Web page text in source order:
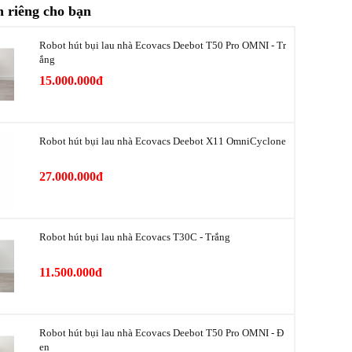
Đèn báo chất lượng không khí
Điều khiển bằng điện thoại qua App
Phát hiện và tránh vật cản thông minh
riêng cho bạn
Robot hút bụi lau nhà Ecovacs Deebot T50 Pro OMNI - Tr
ắng
15.000.000đ
Robot hút bụi lau nhà Ecovacs Deebot X11 OmniCyclone
27.000.000đ
Robot hút bụi lau nhà Ecovacs T30C - Trắng
11.500.000đ
Robot hút bụi lau nhà Ecovacs Deebot T50 Pro OMNI - Đ
en